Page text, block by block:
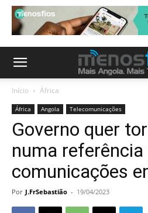
Início África
África Angola Telecomunicações
Governo quer
numa referência
comunicações
Por J.FrSebastião - 19/04/2023